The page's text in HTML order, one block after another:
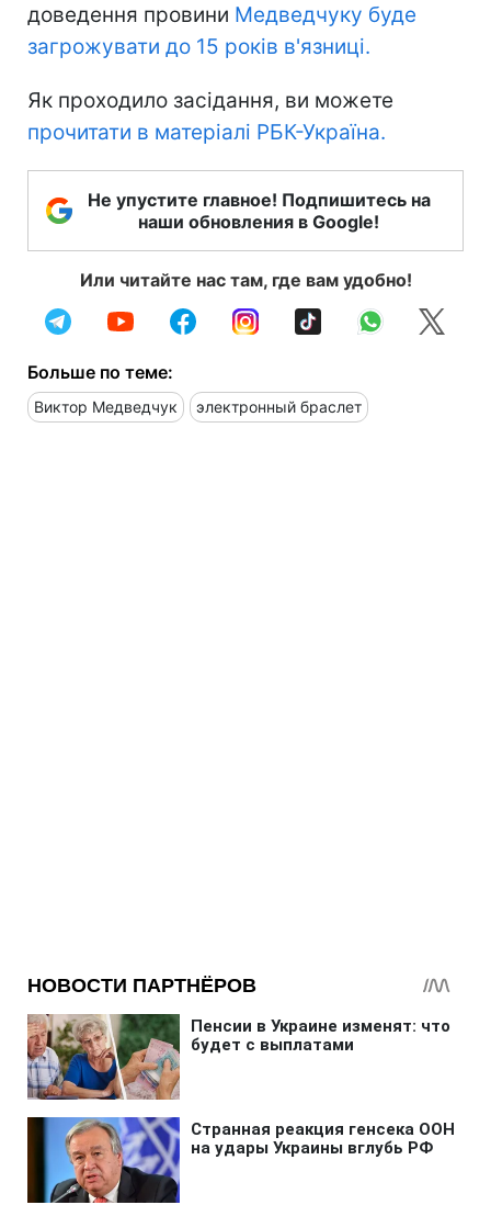
доведення провини Медведчуку буде
загрожувати до 15 років в'язниці.
Як проходило засідання, ви можете
прочитати в матеріалі РБК-Україна.
Не упустите главное! Подпишитесь на
наши обновления в Google!
Или читайте нас там, где вам удобно!
Больше по теме:
Виктор Медведчук электронный браслет